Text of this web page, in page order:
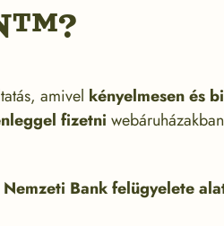
amivel kényelmesen és
fizetni
Bank felügyelete